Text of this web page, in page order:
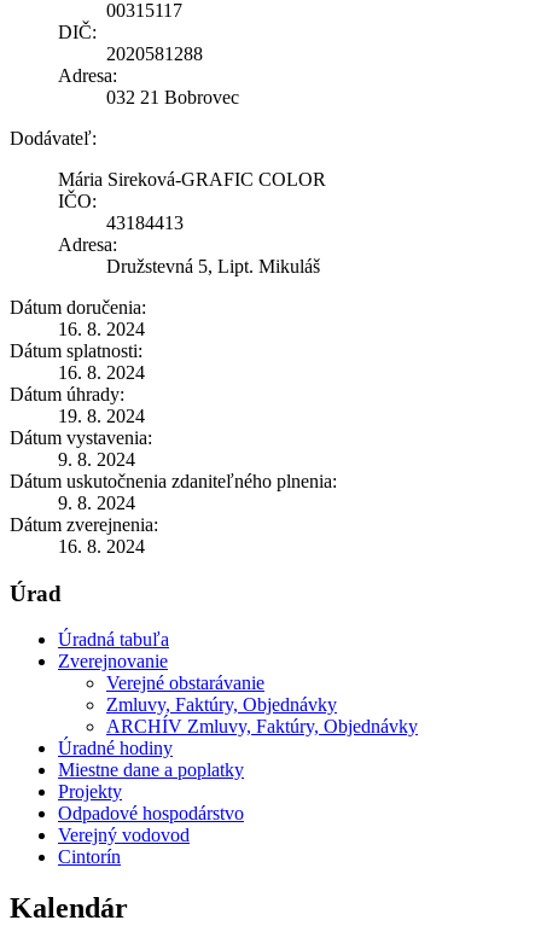
00315117
DIČ:
2020581288
Adresa:
032 21 Bobrovec
Dodávateľ:
Mária Sireková-GRAFIC COLOR
IČO:
43184413
Adresa:
Družstevná 5, Lipt. Mikuláš
Dátum doručenia:
16. 8. 2024
Dátum splatnosti:
16. 8. 2024
Dátum úhrady:
19. 8. 2024
Dátum vystavenia:
9. 8. 2024
Dátum uskutočnenia zdaniteľného plnenia:
9. 8. 2024
Dátum zverejnenia:
16. 8. 2024
Úrad
Úradná tabuľa
Zverejnovanie
Verejné obstarávanie
Zmluvy, Faktúry, Objednávky
ARCHÍV Zmluvy, Faktúry, Objednávky
Úradné hodiny
Miestne dane a poplatky
Projekty
Odpadové hospodárstvo
Verejný vodovod
Cintorín
Kalendár